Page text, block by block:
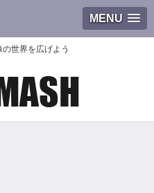
MENU
世界を広げよう